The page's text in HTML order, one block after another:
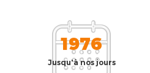
1976
Jusqu'à nos jours